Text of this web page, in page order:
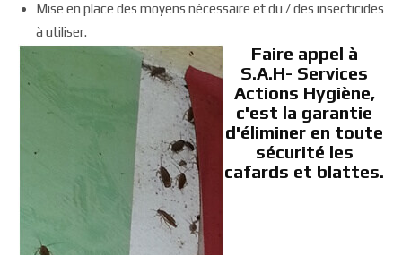
Mise en place des moyens nécessaire et du / des insecticides
à utiliser.
Faire appel à
S.A.H- Services
Actions Hygiène,
c'est la garantie
d'éliminer en toute
sécurité les
cafards et blattes.